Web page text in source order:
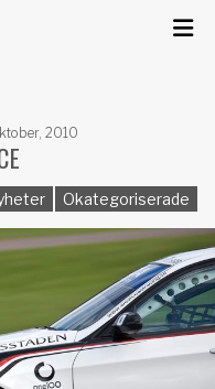
2010
Okategoriserade